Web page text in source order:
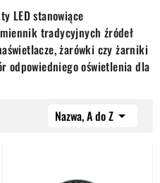
LED stanowiące
tradycyjnych źródeł
żarówki czy żarniki
odpowiedniego oświetlenia dla
Nazwa, A do Z 